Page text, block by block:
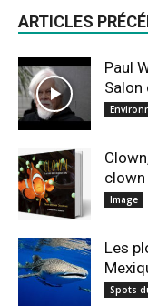
ARTICLES
Paul
Salon
clown
Image
Les
Spots